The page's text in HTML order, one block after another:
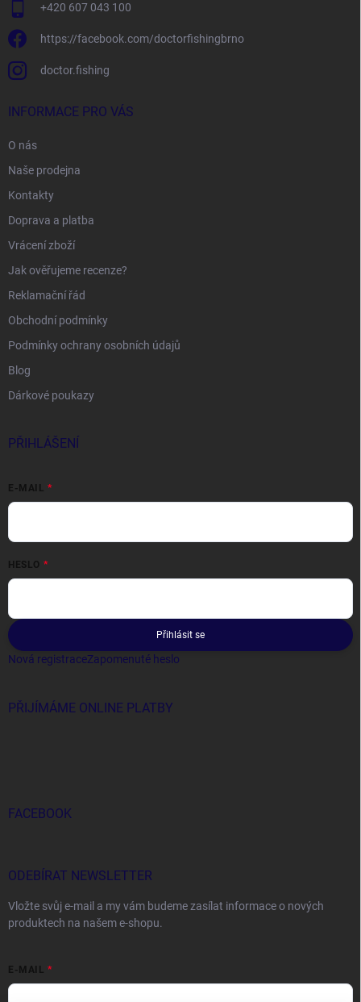
+420 607 043 100
https://facebook.com/doctorfishingbrno
doctor.fishing
INFORMACE PRO VÁS
O nás
Naše prodejna
Kontakty
Doprava a platba
Vrácení zboží
Jak ověřujeme recenze?
Reklamační řád
Obchodní podmínky
Podmínky ochrany osobních údajů
Blog
Dárkové poukazy
PŘIHLÁŠENÍ
E-MAIL
HESLO
Přihlásit se
Nová registraceZapomenuté heslo
PŘIJÍMÁME ONLINE PLATBY
FACEBOOK
ODEBÍRAT NEWSLETTER
Vložte svůj e-mail a my vám budeme zasílat informace o nových
produktech na našem e-shopu.
E-MAIL